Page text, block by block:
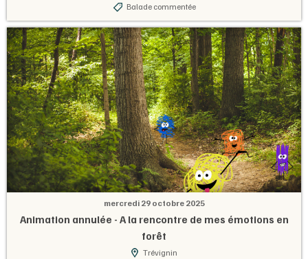
Balade commentée
mercredi 29 octobre 2025
Animation annulée - A la rencontre de mes émotions en
forêt
Trévignin